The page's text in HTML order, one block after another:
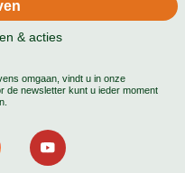
& acties
omgaan, vindt u in onze
de newsletter kunt u ieder moment